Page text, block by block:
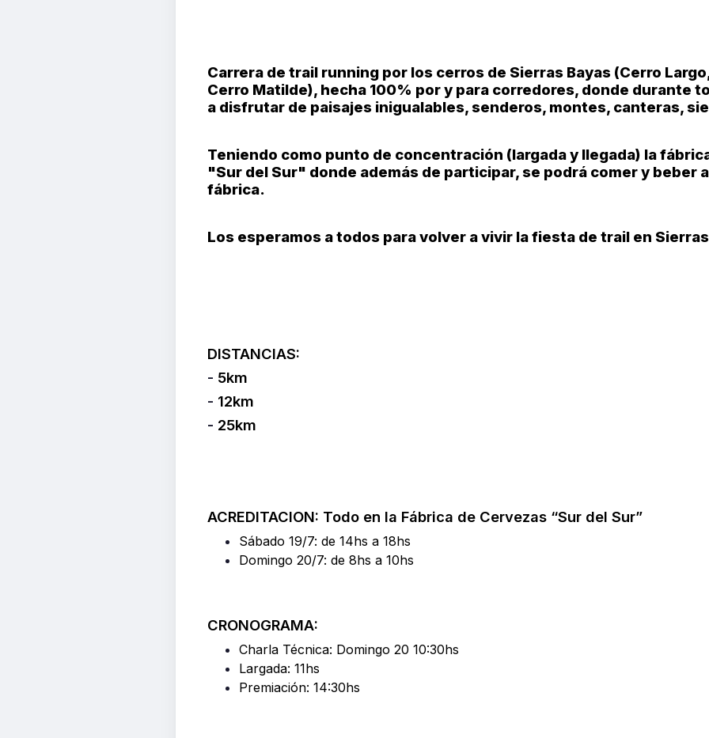
Carrera de trail running por los cerros de Sierras Bayas (Cerro
Cerro Matilde), hecha 100% por y para corredores, donde durante
a disfrutar de paisajes inigualables, senderos, montes, canteras,
Teniendo como punto de concentración (largada y llegada) la
"Sur del Sur" donde además de participar, se podrá comer y beber
fábrica.
Los esperamos a todos para volver a vivir la fiesta de trail en
DISTANCIAS:
- 5km
- 12km
- 25km
ACREDITACION: Todo en la Fábrica de Cervezas “Sur del Sur”
Sábado 19/7: de 14hs a 18hs
Domingo 20/7: de 8hs a 10hs
CRONOGRAMA:
Charla Técnica: Domingo 20 10:30hs
Largada: 11hs
Premiación: 14:30hs